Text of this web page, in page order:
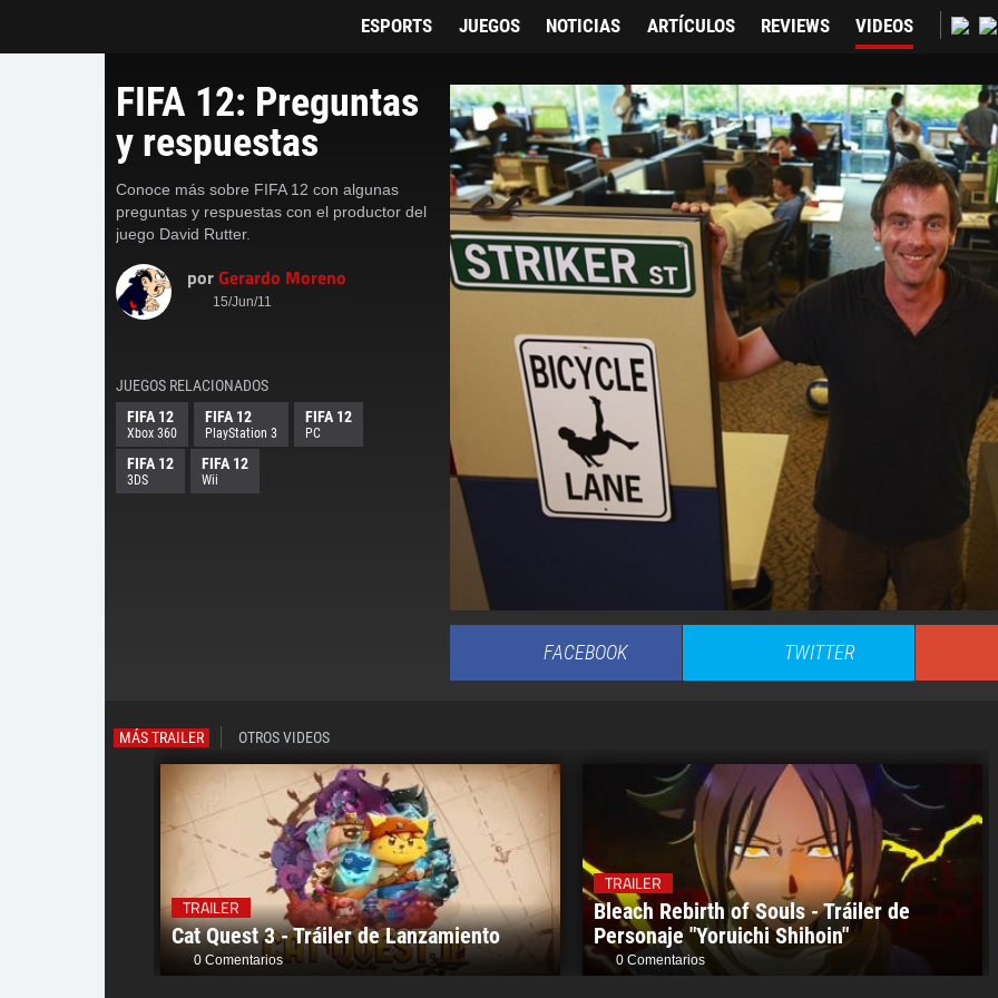
ESPORTS JUEGOS NOTICIAS ARTÍCULOS REVIEWS VIDEOS
FACEBOOK TWITTER
FIFA 12: Preguntas
y respuestas
Conoce más sobre FIFA 12 con algunas
preguntas y respuestas con el productor del
juego David Rutter.
porGerardo Moreno
15/Jun/11
JUEGOS RELACIONADOS
FIFA 12
Xbox 360
FIFA 12
PlayStation 3
FIFA 12
PC
FIFA 12
3DS
FIFA 12
Wii
MÁS TRAILER OTROS VIDEOS
TRAILER
Cat Quest 3 - Tráiler de Lanzamiento
0 Comentarios
TRAILER
Bleach Rebirth of Souls - Tráiler de
Personaje "Yoruichi Shihoin"
0 Comentarios